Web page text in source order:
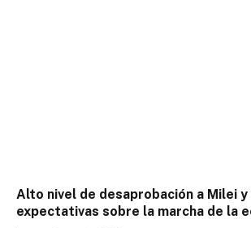
Alto nivel de desaprobación a Milei y
expectativas sobre la marcha de la